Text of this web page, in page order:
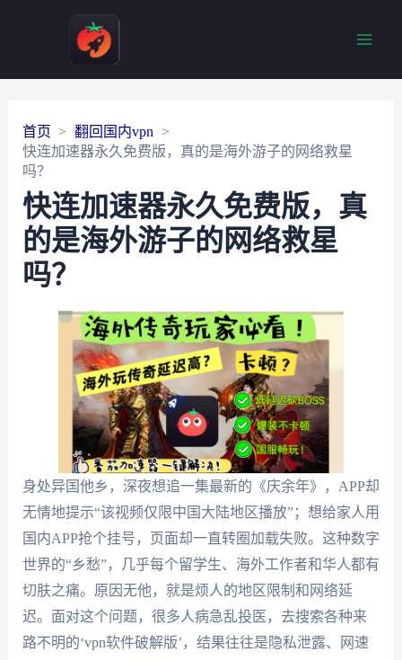
首页
翻回国内vpn
快连加速器永久免费版，真的是海外游子的网络救星
吗？
快连加速器永久免费版，真
的是海外游子的网络救星
吗？
身处异国他乡，深夜想追一集最新的《庆余年》，APP却
无情地提示“该视频仅限中国大陆地区播放”；想给家人用
国内APP抢个挂号，页面却一直转圈加载失败。这种数字
世界的“乡愁”，几乎每个留学生、海外工作者和华人都有
切肤之痛。原因无他，就是烦人的地区限制和网络延
迟。面对这个问题，很多人病急乱投医，去搜索各种来
路不明的‘vpn软件破解版’，结果往往是隐私泄露、网速